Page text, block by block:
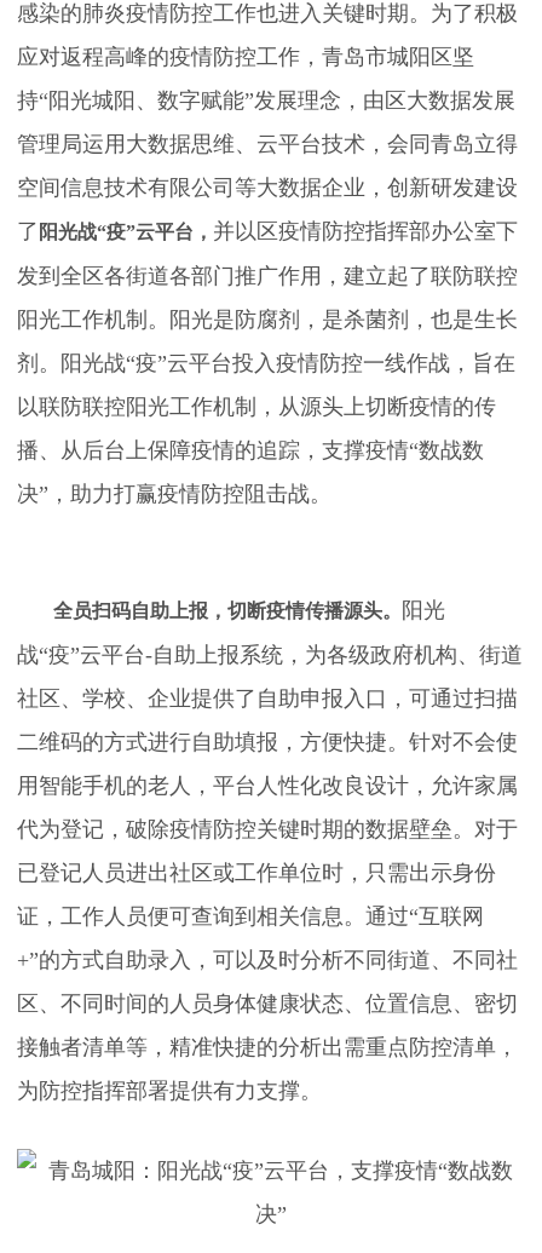
感染的肺炎疫情防控工作也进入关键时期。为了积极
应对返程高峰的疫情防控工作，青岛市城阳区坚
持“阳光城阳、数字赋能”发展理念，由区大数据发展
管理局运用大数据思维、云平台技术，会同青岛立得
空间信息技术有限公司等大数据企业，创新研发建设
了 阳光战“疫”云平台， 并以区疫情防控指挥部办公室下
发到全区各街道各部门推广作用，建立起了联防联控
阳光工作机制。阳光是防腐剂，是杀菌剂，也是生长
剂。阳光战“疫”云平台投入疫情防控一线作战，旨在
以联防联控阳光工作机制，从源头上切断疫情的传
播、从后台上保障疫情的追踪，支撑疫情“数战数
决”，助力打赢疫情防控阻击战。
全员扫码自助上报，切断疫情传播源头。
阳光
战“疫”云平台-自助上报系统，为各级政府机构、街道
社区、学校、企业提供了自助申报入口，可通过扫描
二维码的方式进行自助填报，方便快捷。针对不会使
用智能手机的老人，平台人性化改良设计，允许家属
代为登记，破除疫情防控关键时期的数据壁垒。对于
已登记人员进出社区或工作单位时，只需出示身份
证，工作人员便可查询到相关信息。通过“互联网
+”的方式自助录入，可以及时分析不同街道、不同社
区、不同时间的人员身体健康状态、位置信息、密切
接触者清单等，精准快捷的分析出需重点防控清单，
为防控指挥部署提供有力支撑。